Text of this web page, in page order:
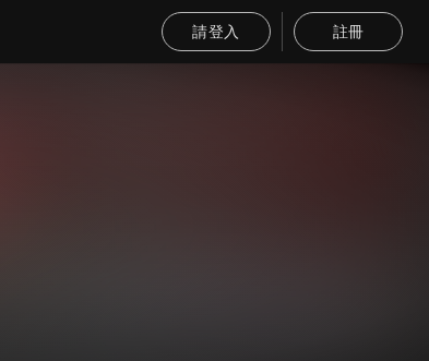
請登入 註冊